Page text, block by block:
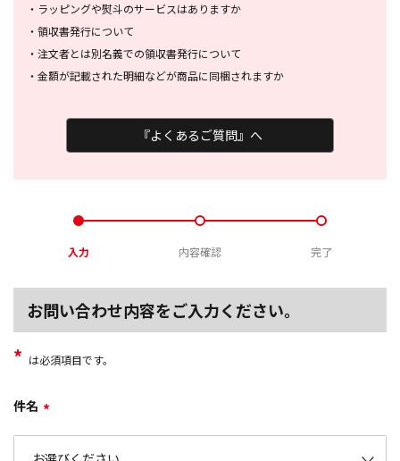
・ ラッピングや熨斗のサービスはありますか
・ 領収書発行について
・ 注文者とは別名義での領収書発行について
・ 金額が記載された明細などが商品に同梱されますか
『よくあるご質問』へ
入力 内容確認 完了
お問い合わせ内容をご入力ください。
* は必須項目です。
件名 *